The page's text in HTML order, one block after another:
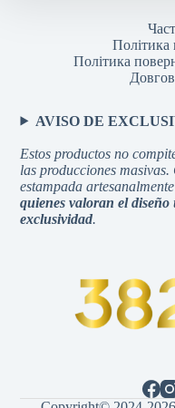
Політика
Політика
AVISO DE
Estos productos no
las producciones
estampada
quienes valoran el
exclusividad.